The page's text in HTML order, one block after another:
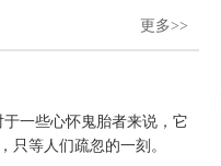
更多>>
一些心怀鬼胎者来说，它
只等人们疏忽的一刻。